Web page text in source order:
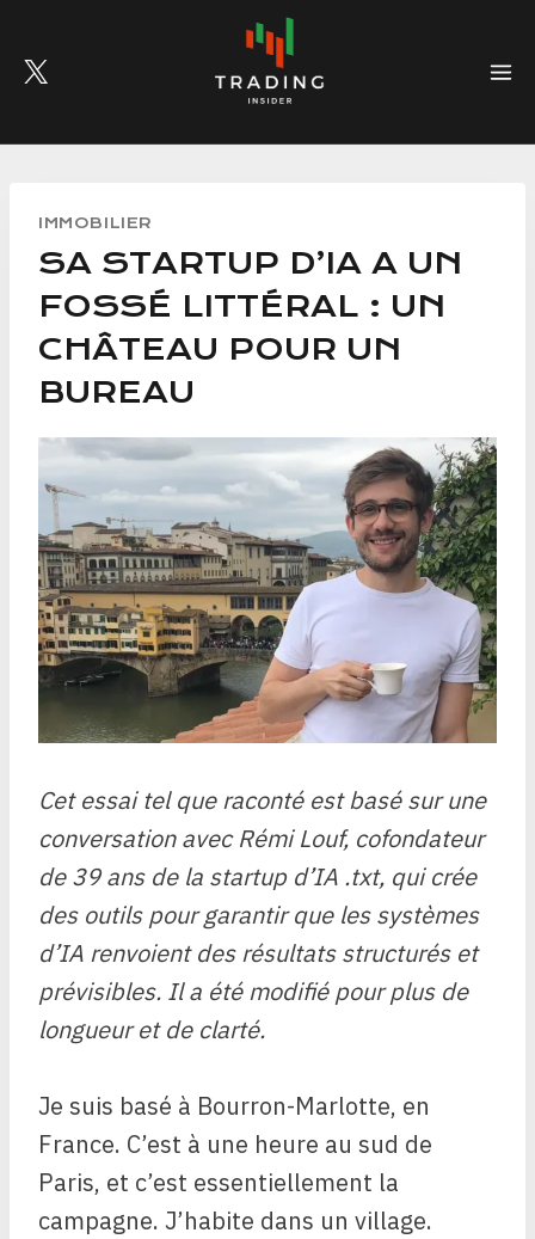
content
IMMOBILIER
SA STARTUP D’IA A UN
FOSSÉ LITTÉRAL : UN
CHÂTEAU POUR UN
BUREAU
Cet essai tel que raconté est basé sur une
conversation avec Rémi Louf, cofondateur
de 39 ans de la startup d’IA .txt, qui crée
des outils pour garantir que les systèmes
d’IA renvoient des résultats structurés et
prévisibles. Il a été modifié pour plus de
longueur et de clarté.
Je suis basé à Bourron-Marlotte, en
France. C’est à une heure au sud de
Paris, et c’est essentiellement la
campagne. J’habite dans un village.